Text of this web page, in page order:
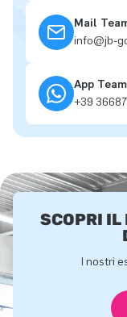
Mail
info@jb-
App
+39
SCOPRI IL
I nostri